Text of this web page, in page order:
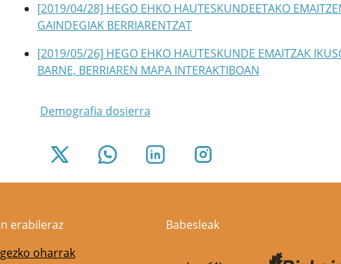
[2019/04/28] HEGO EHKO HAUTESKUNDEETAKO
GAINDEGIAK BERRIARENTZAT
[2019/05/26] HEGO EHKO HAUTESKUNDE EMAITZAK
BARNE, BERRIAREN MAPA INTERAKTIBOAN
Demografia dosierra
erabileraz
oharrak
Babesleak